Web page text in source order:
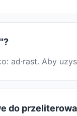
ad·rast. Aby
do